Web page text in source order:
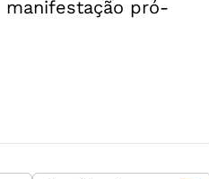
manifestação pró-